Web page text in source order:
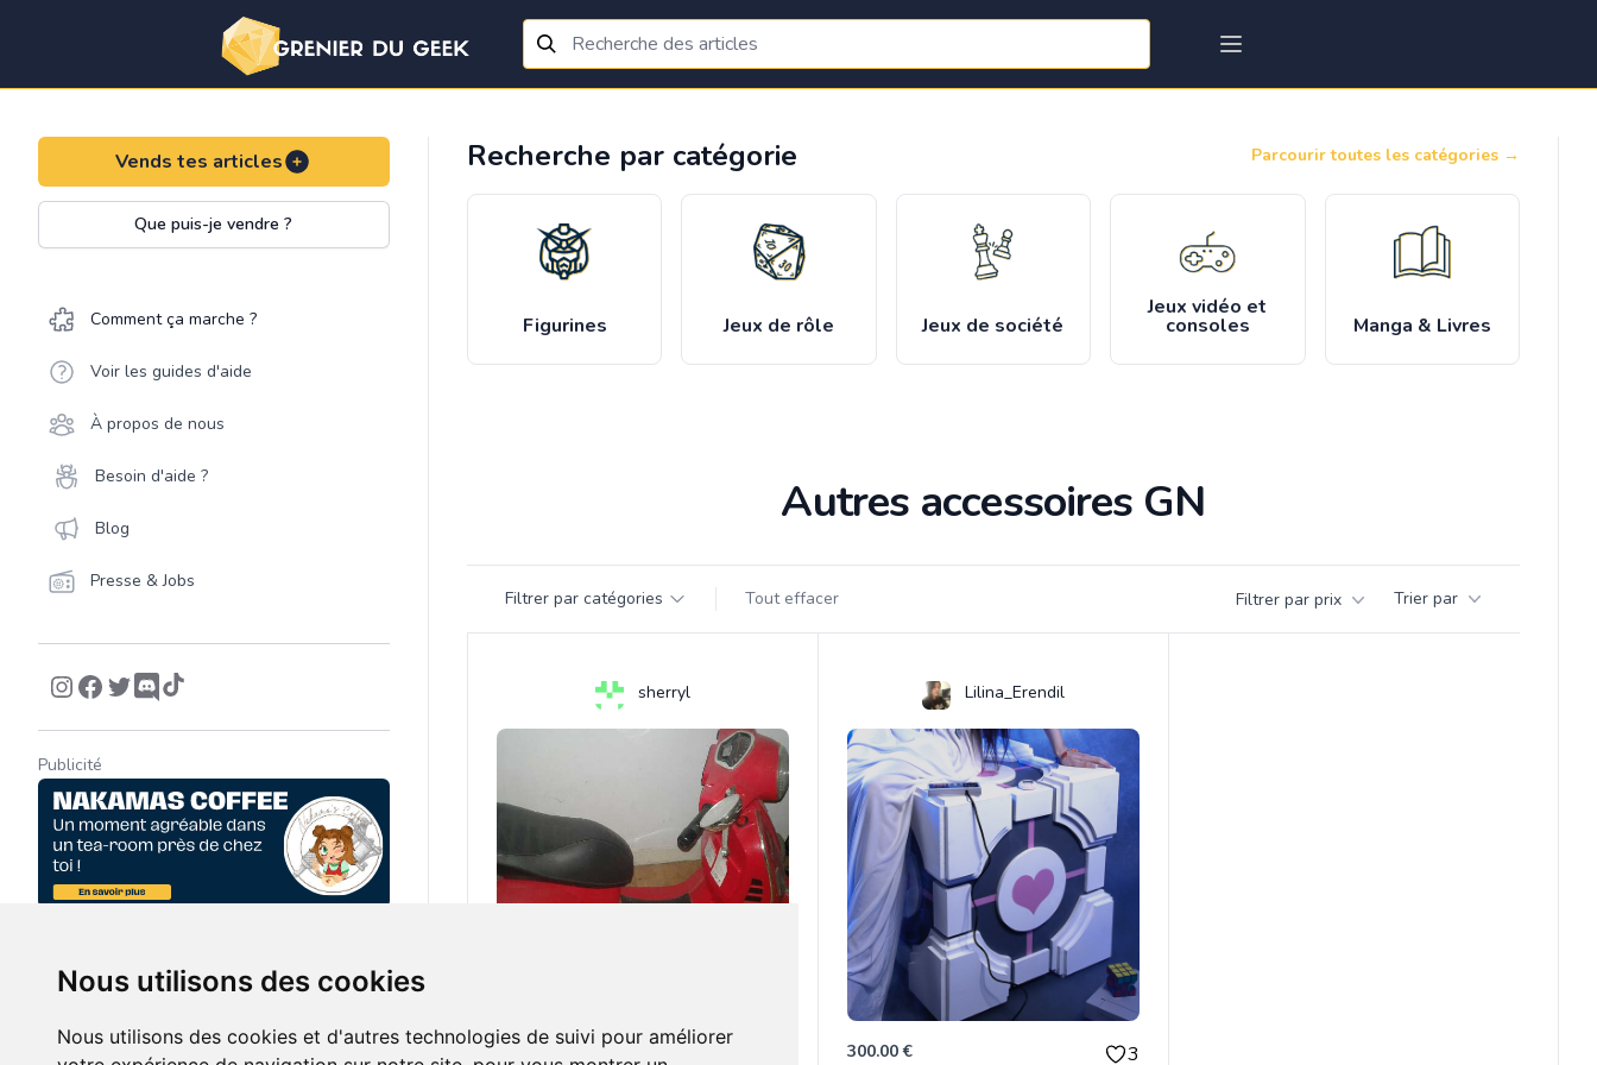
Nous utilisons des cookies
Nous utilisons des cookies et d'autres technologies de suivi pour améliorer
Vends tes articles
Que puis-je vendre ?
Comment ça marche ?
Voir les guides d'aide
À propos de nous
Besoin d'aide ?
Blog
Presse & Jobs
Publicité
Recherche par catégorie Parcourir toutes les catégories →
Figurines Jeux de rôle Jeux de société
Jeux vidéo et
consoles Manga & Livres
Autres accessoires GN
Filtrer par catégories Tout effacer Filtrer par prix Trier par
sherryl
100.00 €
Lilina_Erendil
300.00 € 3